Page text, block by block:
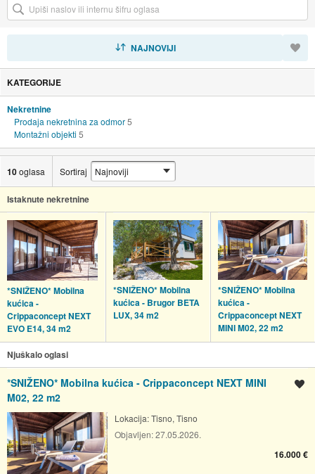
NAJNOVIJI
KATEGORIJE
Nekretnine
Prodaja nekretnina za odmor5
Montažni objekti 5
10oglasa Sortiraj
Istaknute nekretnine
*SNIŽENO* Mobilna
kućica -
Crippaconcept NEXT
EVO E14, 34 m2
*SNIŽENO* Mobilna
kućica - Brugor BETA
LUX, 34 m2
*SNIŽENO* Mobilna
kućica -
Crippaconcept NEXT
MINI M02, 22 m2
Njuškalo oglasi
*SNIŽENO* Mobilna kućica - Crippaconcept NEXT MINI
M02, 22 m2
Lokacija:Tisno, Tisno
Objavljen:27.05.2026.
16.000 €